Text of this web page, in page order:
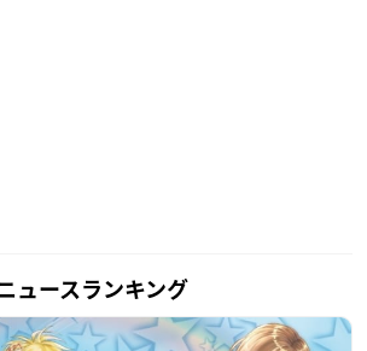
ュースランキング